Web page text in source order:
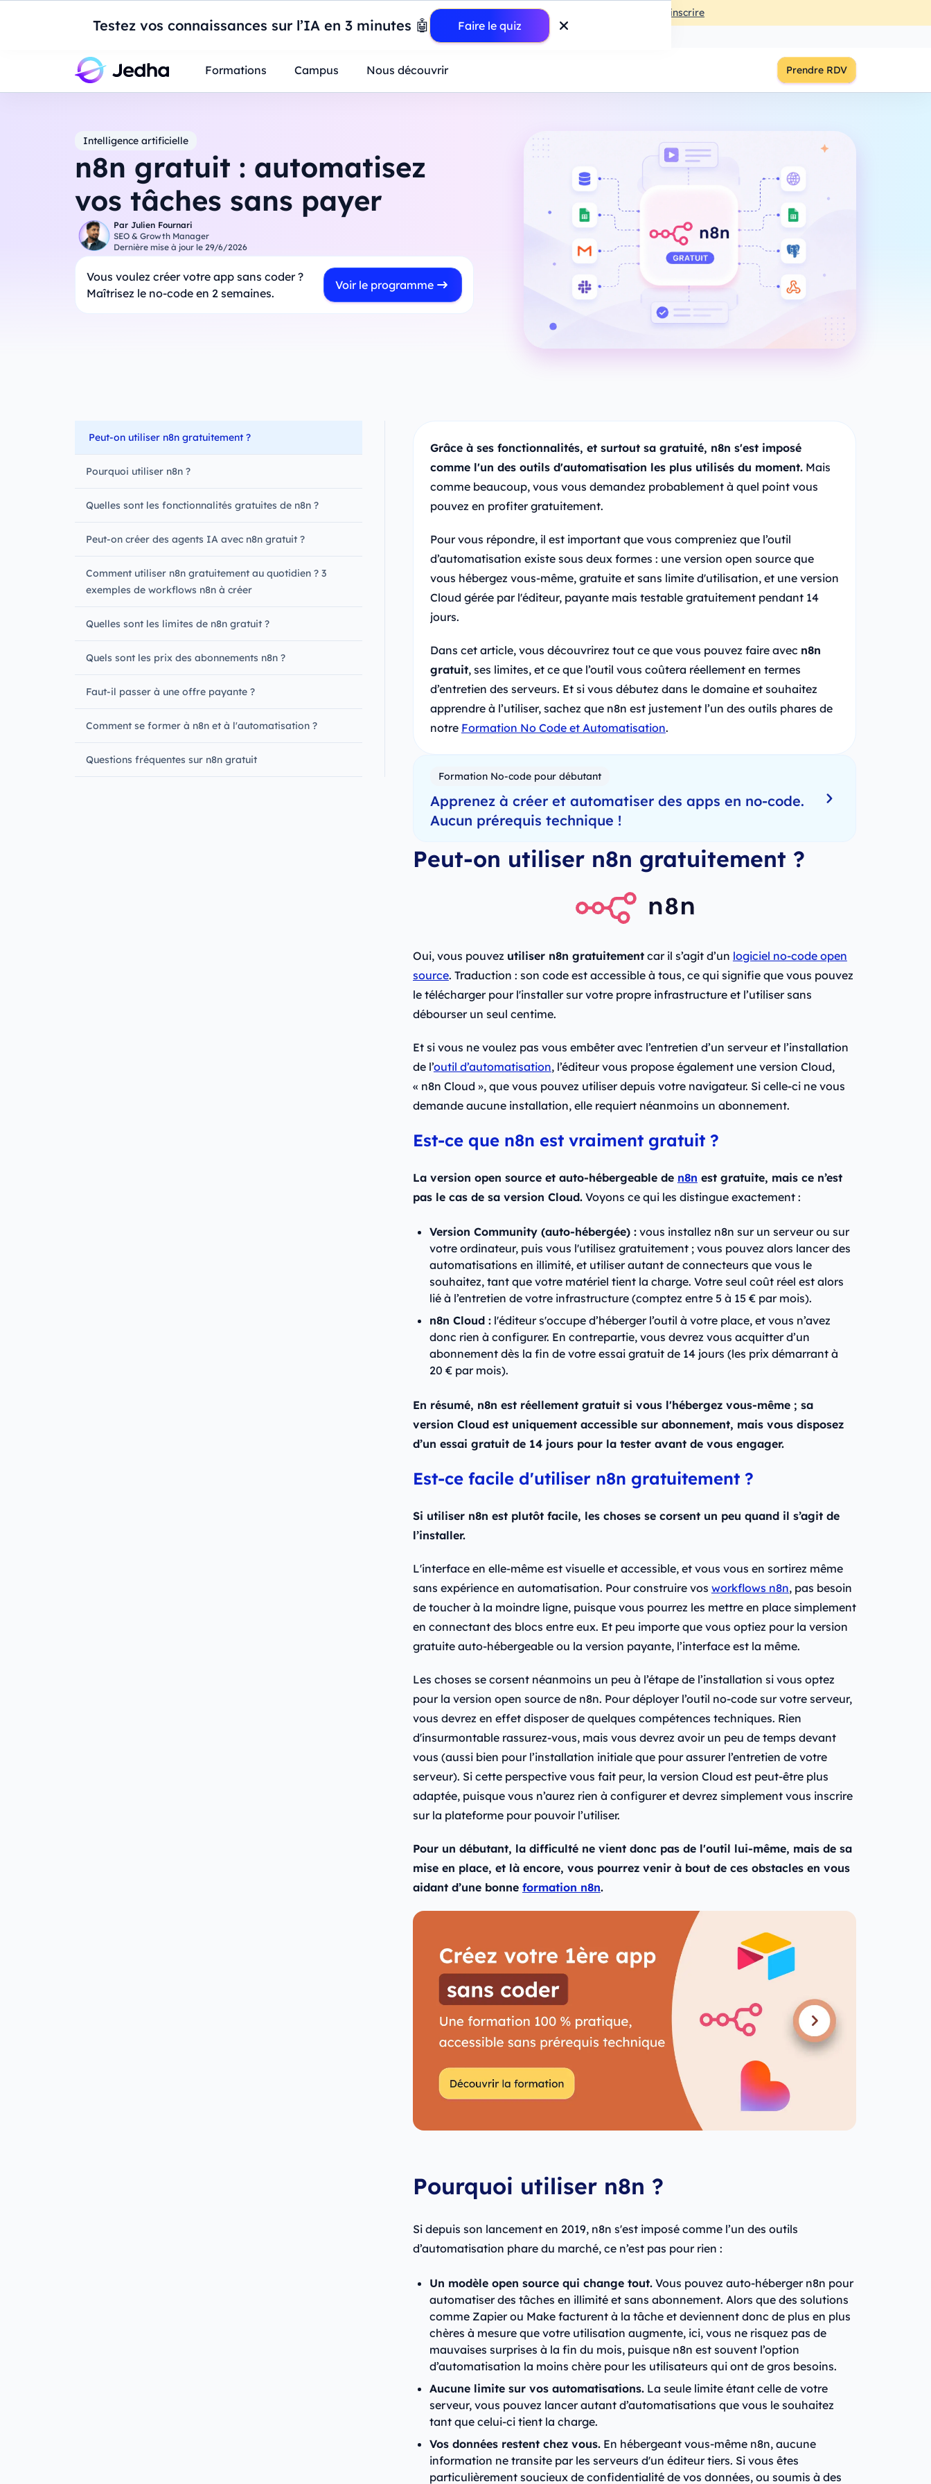
Testez vos connaissances sur l’IA en 3 minutes 🤖 Faire le quiz
Introduction à Power BI : construisez votre premier dashboard de A à Z
S'inscrire
Formations Campus Nous découvrir Prendre RDV
Intelligence artificielle
n8n gratuit : automatisez
vos tâches sans payer
Par Julien Fournari
SEO & Growth Manager
Dernière mise à jour le 29/6/2026
Vous voulez créer votre app sans coder ?
Maîtrisez le no-code en 2 semaines.
Voir le programme
Peut-on utiliser n8n gratuitement ?
Pourquoi utiliser n8n ?
Quelles sont les fonctionnalités gratuites de n8n ?
Peut-on créer des agents IA avec n8n gratuit ?
Comment utiliser n8n gratuitement au quotidien ? 3
exemples de workflows n8n à créer
Quelles sont les limites de n8n gratuit ?
Quels sont les prix des abonnements n8n ?
Faut-il passer à une offre payante ?
Comment se former à n8n et à l'automatisation ?
Questions fréquentes sur n8n gratuit
Grâce à ses fonctionnalités, et surtout sa gratuité, n8n s'est imposé
comme l'un des outils d'automatisation les plus utilisés du moment.Mais
comme beaucoup, vous vous demandez probablement à quel point vous
pouvez en profiter gratuitement.
Pour vous répondre, il est important que vous compreniez que l’outil
d’automatisation existe sous deux formes : une version open source que
vous hébergez vous-même, gratuite et sans limite d'utilisation, et une version
Cloud gérée par l'éditeur, payante mais testable gratuitement pendant 14
jours.
Dans cet article, vous découvrirez tout ce que vous pouvez faire avec n8n
gratuit, ses limites, et ce que l’outil vous coûtera réellement en termes
d’entretien des serveurs. Et si vous débutez dans le domaine et souhaitez
apprendre à l’utiliser, sachez que n8n est justement l’un des outils phares de
notre Formation No Code et Automatisation.
Formation No-code pour débutant
Apprenez à créer et automatiser des apps en no-code.
Aucun prérequis technique !
Peut-on utiliser n8n gratuitement ?
Oui, vous pouvez utiliser n8n gratuitementcar il s’agit d’un logiciel no-code open
source. Traduction : son code est accessible à tous, ce qui signifie que vous pouvez
le télécharger pour l'installer sur votre propre infrastructure et l’utiliser sans
débourser un seul centime.
Et si vous ne voulez pas vous embêter avec l’entretien d’un serveur et l’installation
de l’outil d’automatisation, l’éditeur vous propose également une version Cloud,
« n8n Cloud », que vous pouvez utiliser depuis votre navigateur. Si celle-ci ne vous
demande aucune installation, elle requiert néanmoins un abonnement.
Est-ce que n8n est vraiment gratuit ?
La version open source et auto-hébergeable de n8n est gratuite, mais ce n’est
pas le cas de sa version Cloud.Voyons ce qui les distingue exactement :
Version Community (auto-hébergée) :vous installez n8n sur un serveur ou sur
votre ordinateur, puis vous l'utilisez gratuitement ; vous pouvez alors lancer des
automatisations en illimité, et utiliser autant de connecteurs que vous le
souhaitez, tant que votre matériel tient la charge. Votre seul coût réel est alors
lié à l’entretien de votre infrastructure (comptez entre 5 à 15 € par mois).
n8n Cloud :l'éditeur s'occupe d’héberger l’outil à votre place, et vous n’avez
donc rien à configurer. En contrepartie, vous devrez vous acquitter d’un
abonnement dès la fin de votre essai gratuit de 14 jours (les prix démarrant à
20 € par mois).
En résumé, n8n est réellement gratuit si vous l'hébergez vous-même ; sa
version Cloud est uniquement accessible sur abonnement, mais vous disposez
d’un essai gratuit de 14 jours pour la tester avant de vous engager.
Est-ce facile d'utiliser n8n gratuitement ?
Si utiliser n8n est plutôt facile, les choses se corsent un peu quand il s’agit de
l’installer.
L'interface en elle-même est visuelle et accessible, et vous vous en sortirez même
sans expérience en automatisation. Pour construire vos workflows n8n, pas besoin
de toucher à la moindre ligne, puisque vous pourrez les mettre en place simplement
en connectant des blocs entre eux. Et peu importe que vous optiez pour la version
gratuite auto-hébergeable ou la version payante, l’interface est la même.
Les choses se corsent néanmoins un peu à l’étape de l’installation si vous optez
pour la version open source de n8n. Pour déployer l’outil no-code sur votre serveur,
vous devrez en effet disposer de quelques compétences techniques. Rien
d'insurmontable rassurez-vous, mais vous devrez avoir un peu de temps devant
vous (aussi bien pour l’installation initiale que pour assurer l’entretien de votre
serveur). Si cette perspective vous fait peur, la version Cloud est peut-être plus
adaptée, puisque vous n’aurez rien à configurer et devrez simplement vous inscrire
sur la plateforme pour pouvoir l’utiliser.
Pour un débutant, la difficulté ne vient donc pas de l'outil lui-même, mais de sa
mise en place, et là encore, vous pourrez venir à bout de ces obstacles en vous
aidant d’une bonne formation n8n.
Pourquoi utiliser n8n ?
Si depuis son lancement en 2019, n8n s'est imposé comme l’un des outils
d’automatisation phare du marché, ce n’est pas pour rien :
Un modèle open source qui change tout.Vous pouvez auto-héberger n8n pour
automatiser des tâches en illimité et sans abonnement. Alors que des solutions
comme Zapier ou Make facturent à la tâche et deviennent donc de plus en plus
chères à mesure que votre utilisation augmente, ici, vous ne risquez pas de
mauvaises surprises à la fin du mois, puisque n8n est souvent l’option
d’automatisation la moins chère pour les utilisateurs qui ont de gros besoins.
Aucune limite sur vos automatisations.La seule limite étant celle de votre
serveur, vous pouvez lancer autant d’automatisations que vous le souhaitez
tant que celui-ci tient la charge.
Vos données restent chez vous.En hébergeant vous-même n8n, aucune
information ne transite par les serveurs d'un éditeur tiers. Si vous êtes
particulièrement soucieux de confidentialité de vos données, ou soumis à des